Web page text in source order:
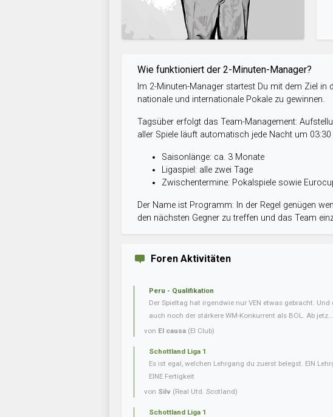
Wie funktioniert der 2-Minuten-Manager?
Im 2-Minuten-Manager startest Du mit dem Ziel
nationale und internationale Pokale zu gewinnen.
Tagsüber erfolgt das Team-Management:
aller Spiele läuft automatisch jede Nacht um 03:30
Saisonlänge: ca. 3 Monate
Ligaspiel: alle zwei Tage
Zwischentermine: Pokalspiele sowie
Der Name ist Programm: In der Regel genügen
den nächsten Gegner zu treffen und das Team
Foren Aktivitäten
Peru - Qualifikation
Der Spieltag hat irgendwie nur VEN etwas gebracht. Und
auch noch der stärkere WM-Konkurrent als BOL. Ab jetz...
von El causa (El Club)
Schottland Liga 1
Es ist egal, welchen Lehrgang du zuerst belegst. EIN
EINE Fertigkeit
von Silv (Real Utd. Scotland)
Schottland Liga 1